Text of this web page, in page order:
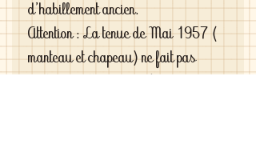
d'habillement ancien.
Attention : La tenue de Mai 1957 (
manteau et chapeau) ne fait pas